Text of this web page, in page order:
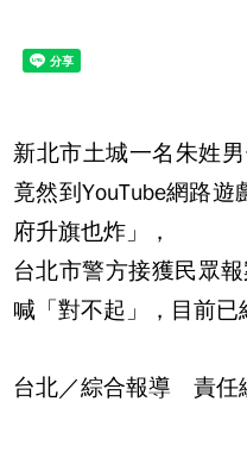
新北市土城一名朱姓
竟然到YouTube網路
府升旗也炸」，
台北市警方接獲民眾
喊「對不起」，目前已
台北／綜合報導 責任